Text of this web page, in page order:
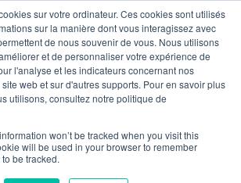
sur votre ordinateur. Ces cookies sont utilisés
sur la manière dont vous interagissez avec
de nous souvenir de vous. Nous utilisons
et de personnaliser votre expérience de
l'analyse et les indicateurs concernant nos
web et sur d'autres supports. Pour en savoir plus
utilisons, consultez notre politique de
won’t be tracked when you visit this
will be used in your browser to remember
be tracked.
Hébergement